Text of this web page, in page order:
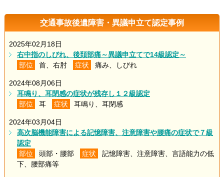
交通事故後遺障害・異議申立て認定事例
2025年02月18日
右中指のしびれ、後頚部痛～異議申立てで14級認定～
部位
首、右肘 症状 痛み、しびれ
2024年08月06日
耳鳴り、耳閉感の症状が残存し１２級認定
部位
耳 症状 耳鳴り、耳閉感
2024年03月04日
高次脳機能障害による記憶障害、注意障害や腰痛の症状で７級
認定
部位
頭部・腰部 症状
記憶障害、注意障害、言語能力の低
下、腰部痛等